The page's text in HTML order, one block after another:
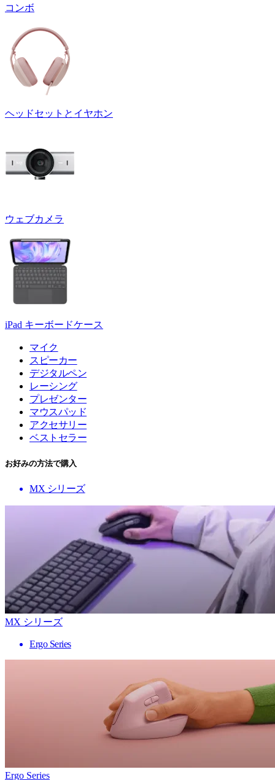
コンボ
ヘッドセットとイヤホン
ウェブカメラ
iPad キーボードケース
マイク
スピーカー
デジタルペン
レーシング
プレゼンター
マウスパッド
アクセサリー
ベストセラー
お好みの方法で購入
MX シリーズ
MX シリーズ
Ergo Series
Ergo Series